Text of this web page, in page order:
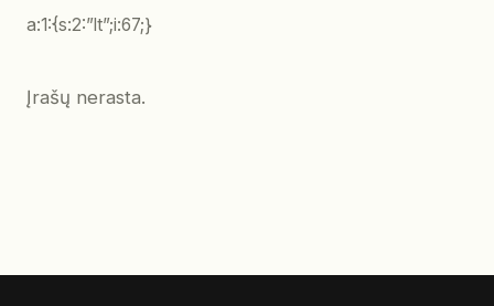
a:1:{s:2:”lt”;i:67;}
Įrašų nerasta.